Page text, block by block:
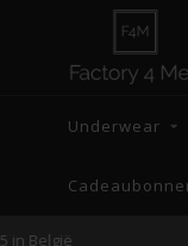
Underwear
Snelle